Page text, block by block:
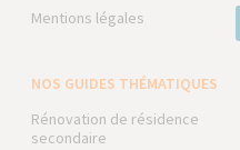
Mentions légales
NOS GUIDES THÉMATIQUES
Rénovation de résidence
secondaire